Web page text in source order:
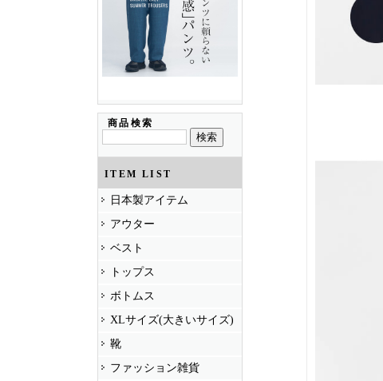
商品検索
ITEM LIST
日本製アイテム
アウター
ベスト
トップス
ボトムス
XLサイズ(大きいサイズ)
靴
ファッション雑貨